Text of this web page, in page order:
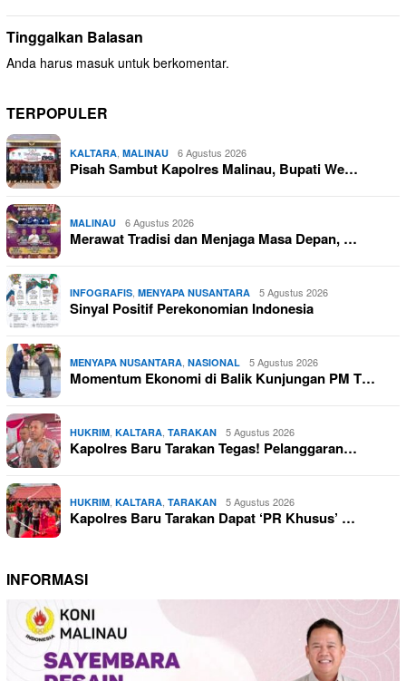
Tinggalkan Balasan
Anda harus masuk untuk berkomentar.
TERPOPULER
KALTARA, MALINAU 6 Agustus 2026
Pisah Sambut Kapolres Malinau, Bupati We…
MALINAU 6 Agustus 2026
Merawat Tradisi dan Menjaga Masa Depan, …
INFOGRAFIS, MENYAPA NUSANTARA 5 Agustus 2026
Sinyal Positif Perekonomian Indonesia
MENYAPA NUSANTARA, NASIONAL 5 Agustus 2026
Momentum Ekonomi di Balik Kunjungan PM T…
HUKRIM, KALTARA, TARAKAN 5 Agustus 2026
Kapolres Baru Tarakan Tegas! Pelanggaran…
HUKRIM, KALTARA, TARAKAN 5 Agustus 2026
Kapolres Baru Tarakan Dapat ‘PR Khusus’ …
INFORMASI